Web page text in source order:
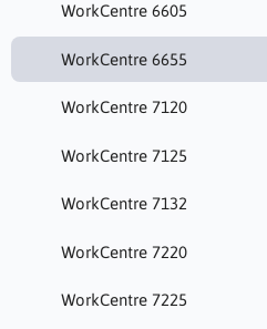
WorkCentre 6605
WorkCentre 6655
WorkCentre 7120
WorkCentre 7125
WorkCentre 7132
WorkCentre 7220
WorkCentre 7225